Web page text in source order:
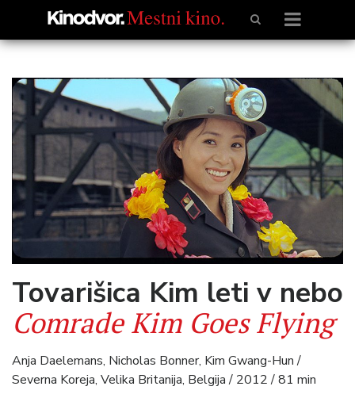
Tovarišica Kim leti v nebo
Comrade Kim Goes Flying
Anja Daelemans, Nicholas Bonner, Kim Gwang-Hun /
Severna Koreja, Velika Britanija, Belgija / 2012 / 81 min